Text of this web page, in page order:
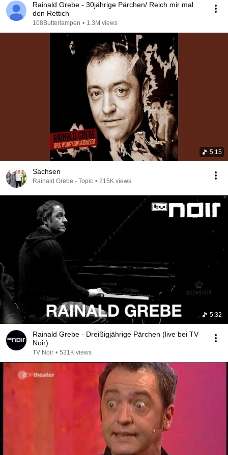
Rainald Grebe - 30jährige Pärchen/ Reich mir mal
den Rettich
108Butterlampen • 1.3M views
5:15
Sachsen
Rainald Grebe - Topic • 215K views
5:32
Rainald Grebe - Dreißigjährige Pärchen (live bei TV
Noir)
TV Noir • 531K views